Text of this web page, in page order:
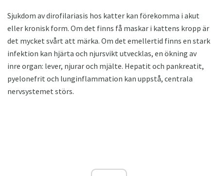
Sjukdom av dirofilariasis hos katter kan förekomma i akut
eller kronisk form. Om det finns få maskar i kattens kropp är
det mycket svårt att märka. Om det emellertid finns en stark
infektion kan hjärta och njursvikt utvecklas, en ökning av
inre organ: lever, njurar och mjälte. Hepatit och pankreatit,
pyelonefrit och lunginflammation kan uppstå, centrala
nervsystemet störs.